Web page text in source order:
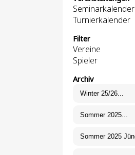
Seminarkalender
Turnierkalender
Filter
Vereine
Spieler
Archiv